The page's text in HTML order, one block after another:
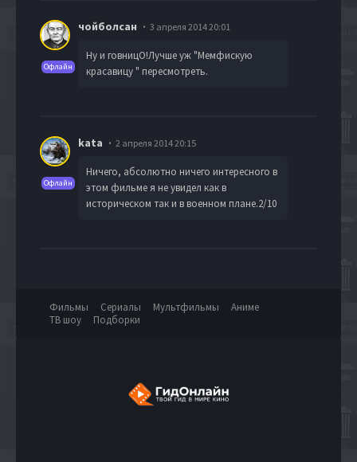
Офлайн
чойболсан 3 апреля 2014 20:01
Ну и говницО!Лучше уж "Мемфискую
красавицу " пересмотреть.
Офлайн
kata 2 апреля 2014 20:15
Ничего, абсолютно ничего интересного в
этом фильме я не увидел как в
историческом так и в военном плане.2/10
Фильмы Сериалы Мультфильмы
Аниме
ТВ шоу
Подборки